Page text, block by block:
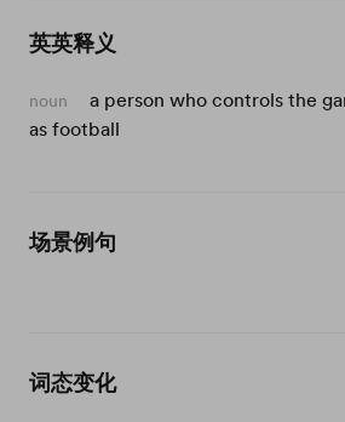
英英释义
noun
a person who controls the
as football
场景例句
词态变化